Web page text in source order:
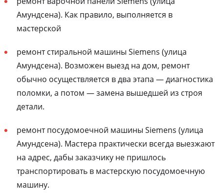
Амундсена). Как правило, выполняется в
мастерской
ремонт стиральной машины Siemens (улица
Амундсена). Возможен выезд на дом, ремонт
обычно осуществляется в два этапа — диагностика
поломки, а потом — замена вышедшей из строя
детали.
ремонт посудомоечной машины Siemens (улица
Амундсена). Мастера практически всегда выезжают
на адрес, дабы заказчику не пришлось
транспортировать в мастерскую посудомоечную
машину.